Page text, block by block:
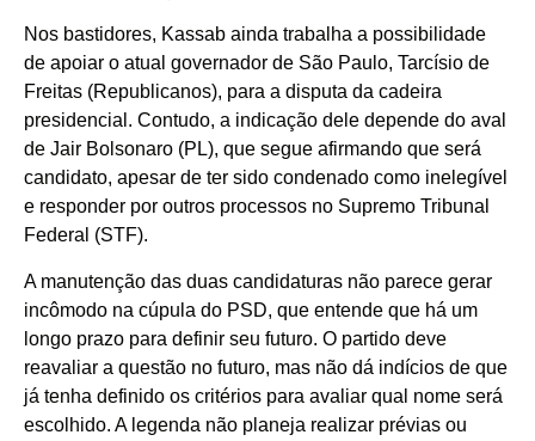
Nos bastidores, Kassab ainda trabalha a possibilidade
de apoiar o atual governador de São Paulo, Tarcísio de
Freitas (Republicanos), para a disputa da cadeira
presidencial. Contudo, a indicação dele depende do aval
de Jair Bolsonaro (PL), que segue afirmando que será
candidato, apesar de ter sido condenado como inelegível
e responder por outros processos no Supremo Tribunal
Federal (STF).
A manutenção das duas candidaturas não parece gerar
incômodo na cúpula do PSD, que entende que há um
longo prazo para definir seu futuro. O partido deve
reavaliar a questão no futuro, mas não dá indícios de que
já tenha definido os critérios para avaliar qual nome será
escolhido. A legenda não planeja realizar prévias ou